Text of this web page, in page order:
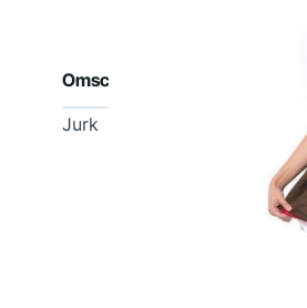
Omschrijving
Jurk